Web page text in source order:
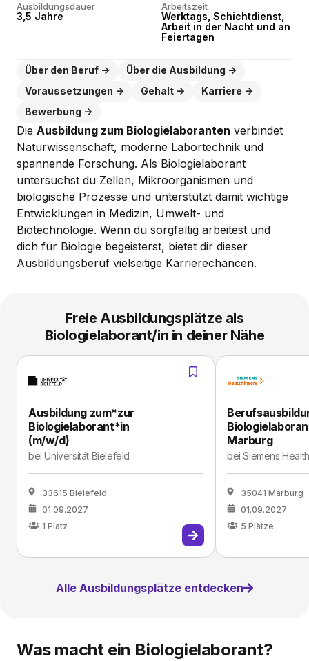
Ausbildungsdauer
3,5 Jahre
Arbeitszeit
Werktags, Schichtdienst,
Arbeit in der Nacht und an
Feiertagen
Über den Beruf
Über die Ausbildung
Voraussetzungen
Gehalt
Karriere
Bewerbung
Die Ausbildung zum Biologielaboranten verbindet
Naturwissenschaft, moderne Labortechnik und
spannende Forschung. Als Biologielaborant
untersuchst du Zellen, Mikroorganismen und
biologische Prozesse und unterstützt damit wichtige
Entwicklungen in Medizin, Umwelt- und
Biotechnologie. Wenn du sorgfältig arbeitest und
dich für Biologie begeisterst, bietet dir dieser
Ausbildungsberuf vielseitige Karrierechancen.
Freie Ausbildungsplätze als
Biologielaborant/in in deiner Nähe
Ausbildung zum*zur
Biologielaborant*in
(m/w/d)
beiUniversität Bielefeld
33615 Bielefeld
01.09.2027
1 Platz
Marburg
beiSiemens
35041 Marburg
01.09.2027
5 Plätze
Alle Ausbildungsplätze entdecken
Was macht ein Biologielaborant?